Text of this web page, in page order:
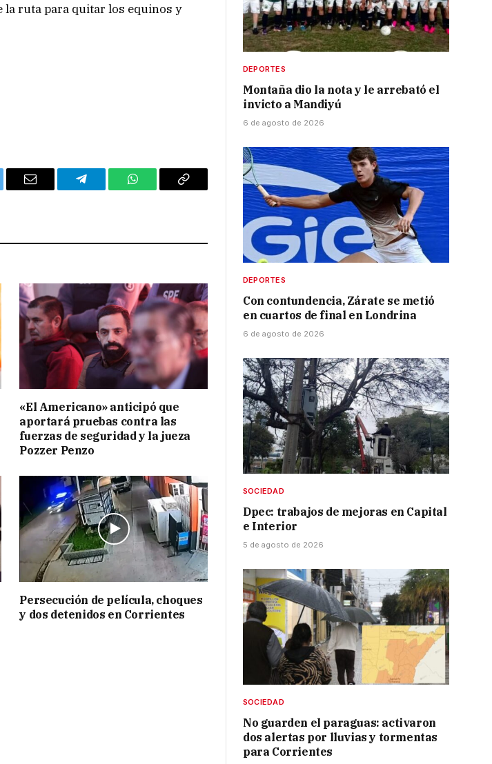
ruta para quitar los equinos y
Email Telegram WhatsAppCopy
«El Americano» anticipó que
aportará pruebas contra las
fuerzas de seguridad y la jueza
Pozzer Penzo
Persecución de película, choques
y dos detenidos en Corrientes
DEPORTES
Montaña dio la nota y le arrebató el
invicto a Mandiyú
6 de agosto de 2026
DEPORTES
Con contundencia, Zárate se metió
en cuartos de final en Londrina
6 de agosto de 2026
SOCIEDAD
Dpec: trabajos de mejoras en Capital
e Interior
5 de agosto de 2026
SOCIEDAD
No guarden el paraguas: activaron
dos alertas por lluvias y tormentas
para Corrientes